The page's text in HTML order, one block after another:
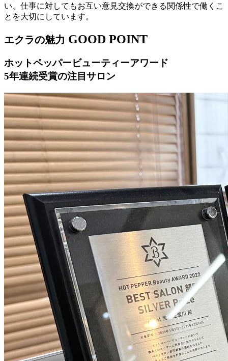
い、仕事に対してもお互い意見交換ができる関係性で働くこ
とを大切にしています。
エクラの魅力 GOOD POINT
ホットペッパービューティーアワード
5年連続受賞の注目サロン